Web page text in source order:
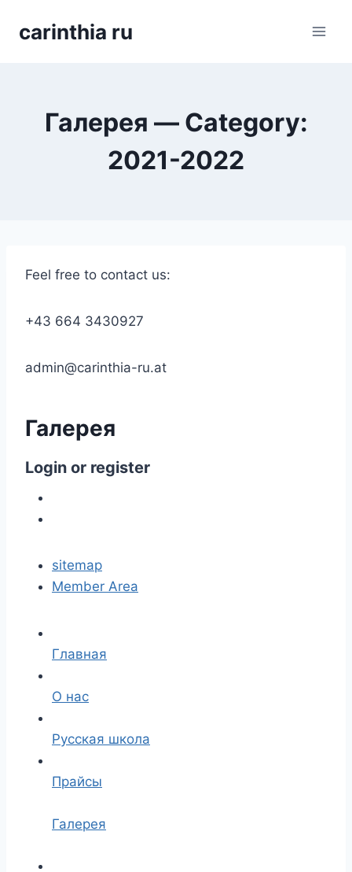
carinthia ru
Галерея — Category:
2021-2022
Feel free to contact us:
+43 664 3430927
admin@carinthia-ru.at
Галерея
Login or register
sitemap
Member Area
Главная
О нас
Русская школа
Прайсы
Галерея